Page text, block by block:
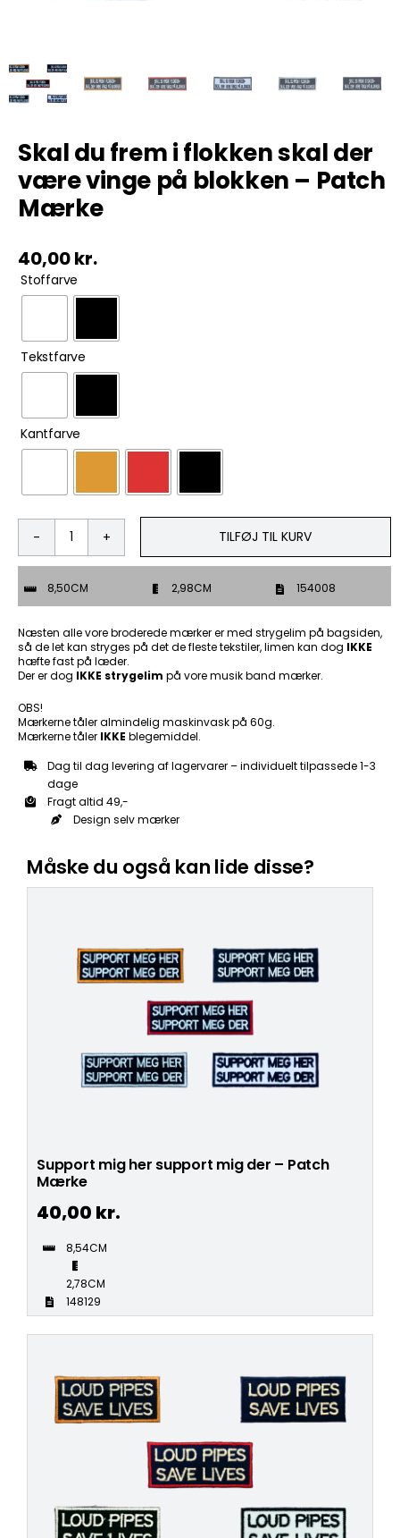
ØL & Spiritus
Tøj & Andre Varer
Skal du frem i flokken skal der
være vinge på blokken – Patch
Mærke
40,00kr.
Stoffarve
Tekstfarve
Kantfarve
Skal
du
i
flokken
skal
der
være
vinge
blokken
-
Mærke
antal
TILFØJ TIL KURV
8,50CM 2,98CM 154008
Næsten alle vore broderede mærker er med strygelim på bagsiden,
så de let kan stryges på det de fleste tekstiler, limen kan dog IKKE
hæfte fast på læder.
Der er dog IKKE strygelim på vore musik band mærker.
OBS!
Mærkerne tåler almindelig maskinvask på 60g.
Mærkerne tåler IKKE blegemiddel.
Dag til dag levering af lagervarer – individuelt tilpassede 1-3
dage
Fragt altid 49,-
Design selv mærker
Måske du også kan lide disse?
Support mig her support mig der – Patch
Mærke
40,00 kr.
8,54CM
2,78CM
148129